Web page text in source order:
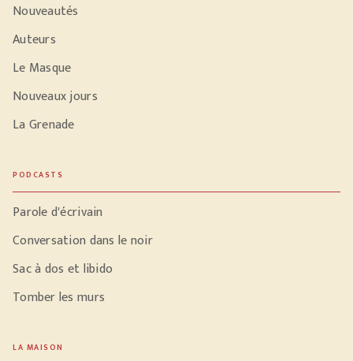
Nouveautés
Auteurs
Le Masque
Nouveaux jours
La Grenade
PODCASTS
Parole d'écrivain
Conversation dans le noir
Sac à dos et libido
Tomber les murs
LA MAISON